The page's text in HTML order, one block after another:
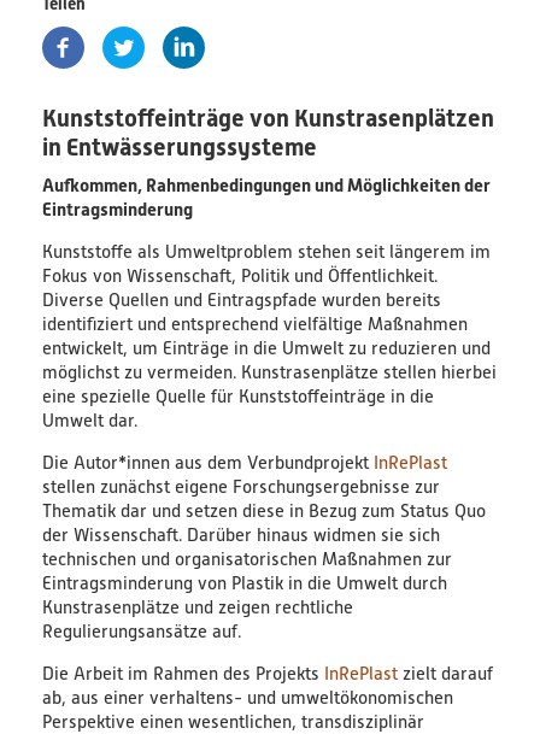
PlastikNet
Verbundprojekte
Übersicht
Übersichtskarte
Veranstaltungen
Publikationen
News
Veröffentlichungen
Bildungsmaterialien
Diskussionspapiere & Statuspapiere
Factsheets
Kunststoffeinträge von Kunstrasenplätzen
in Entwässerungssysteme
Aufkommen, Rahmenbedingungen und Möglichkeiten der
Eintragsminderung
Kunststoffe als Umweltproblem stehen seit längerem im
Fokus von Wissenschaft, Politik und Öffentlichkeit.
Diverse Quellen und Eintragspfade wurden bereits
identifiziert und entsprechend vielfältige Maßnahmen
entwickelt, um Einträge in die Umwelt zu reduzieren und
möglichst zu vermeiden. Kunstrasenplätze stellen hierbei
eine spezielle Quelle für Kunststoffeinträge in die
Umwelt dar.
Die Autor*innen aus dem Verbundprojekt InRePlast
stellen zunächst eigene Forschungsergebnisse zur
Thematik dar und setzen diese in Bezug zum Status Quo
der Wissenschaft. Darüber hinaus widmen sie sich
technischen und organisatorischen Maßnahmen zur
Eintragsminderung von Plastik in die Umwelt durch
Kunstrasenplätze und zeigen rechtliche
Regulierungsansätze auf.
Die Arbeit im Rahmen des Projekts InRePlastzielt darauf
ab, aus einer verhaltens- und umweltökonomischen
Perspektive einen wesentlichen, transdisziplinär